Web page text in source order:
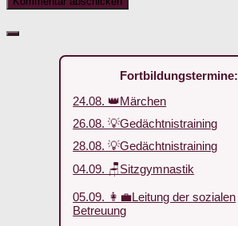
Fortbildungstermine:
24.08. 👑Märchen
26.08. 💡Gedächtnistraining
28.08. 💡Gedächtnistraining
04.09. 🪑Sitzgymnastik
05.09. 👩‍💼Leitung der sozialen
Betreuung